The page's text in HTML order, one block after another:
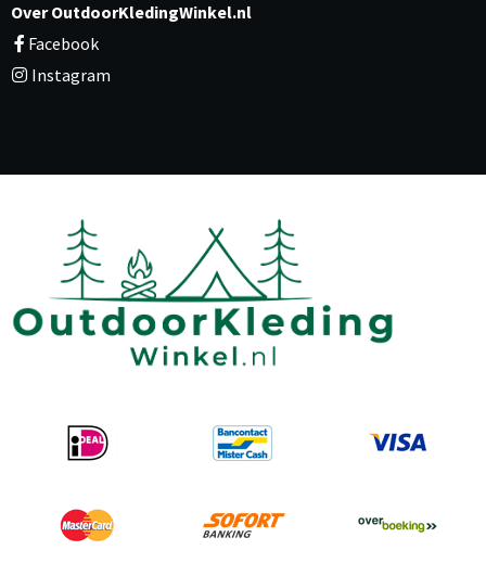
Over OutdoorKledingWinkel.nl
Facebook
Instagram